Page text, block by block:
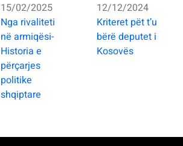
15/02/2025
Nga rivaliteti
në armiqësi-
Historia e
përçarjes
politike
shqiptare
12/12/2024
Kriteret pët t’u
bërë deputet i
Kosovës